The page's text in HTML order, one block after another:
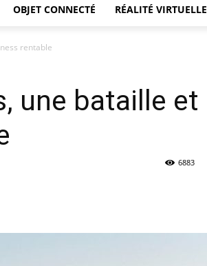
OBJET CONNECTÉ RÉALITÉ VIRTUELLE
rentable
une bataille et
6883